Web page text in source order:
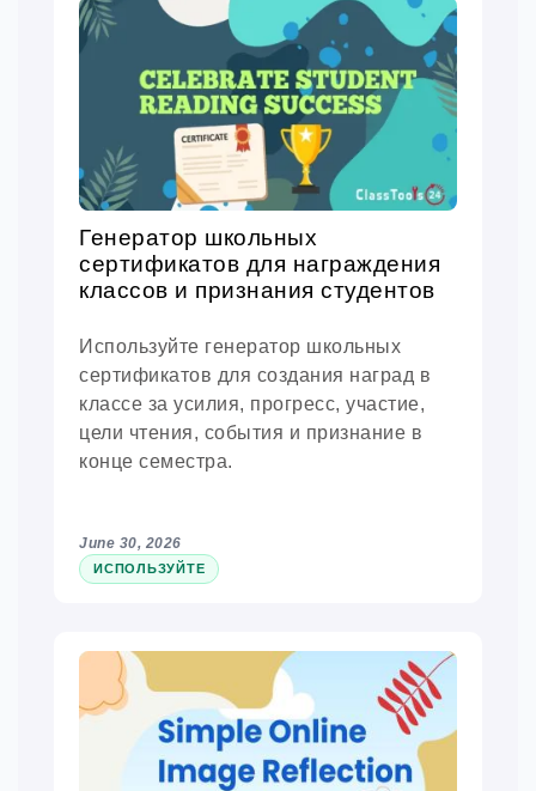
Генератор школьных
сертификатов для награждения
классов и признания студентов
Используйте генератор школьных
сертификатов для создания наград в
классе за усилия, прогресс, участие,
цели чтения, события и признание в
конце семестра.
June 30, 2026
ИСПОЛЬЗУЙТЕ